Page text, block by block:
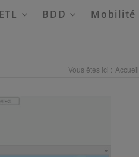
ETL BDD Mobilité
Vous êtes ici : Accueil